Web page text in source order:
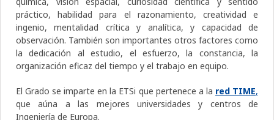
práctico, habilidad para el razonamiento, creatividad e
ingenio, mentalidad crítica y analítica, y capacidad de
observación. También son importantes otros factores como
la dedicación al estudio, el esfuerzo, la constancia, la
organización eficaz del tiempo y el trabajo en equipo.
El Grado se imparte en la ETSi que pertenece a la red TIME,
que aúna a las mejores universidades y centros de
Ingeniería de Europa.